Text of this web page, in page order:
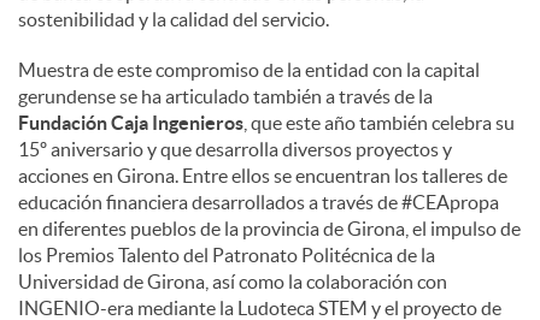
sostenibilidad y la calidad del servicio.
Muestra de este compromiso de la entidad con la capital
gerundense se ha articulado también a través de la
Fundación Caja Ingenieros , que este año también celebra su
15º aniversario y que desarrolla diversos proyectos y
acciones en Girona. Entre ellos se encuentran los talleres de
educación financiera desarrollados a través de #CEApropa
en diferentes pueblos de la provincia de Girona, el impulso de
los Premios Talento del Patronato Politécnica de la
Universidad de Girona, así como la colaboración con
INGENIO-era mediante la Ludoteca STEM y el proyecto de